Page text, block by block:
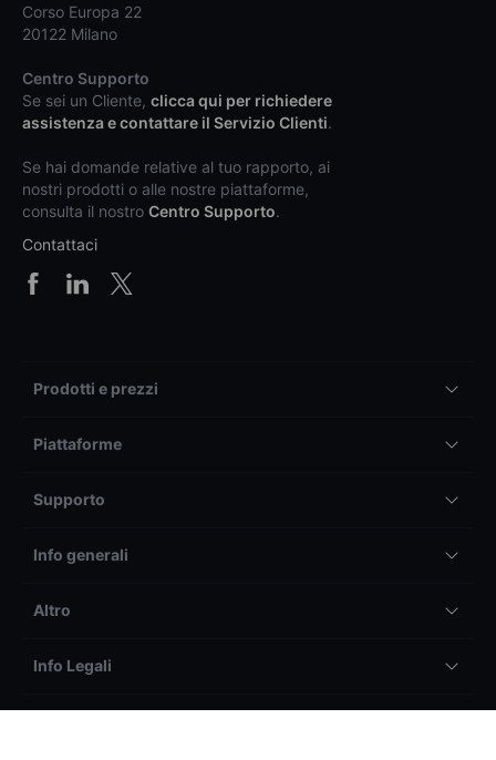
Corso Europa 22
20122 Milano
Centro Supporto
Se sei un Cliente, clicca qui per richiedere
assistenza e contattare il Servizio Clienti.
Se hai domande relative al tuo rapporto, ai
nostri prodotti o alle nostre piattaforme,
consulta il nostro Centro Supporto.
Contattaci
Prodotti e prezzi
Piattaforme
Supporto
Info generali
Altro
Info Legali